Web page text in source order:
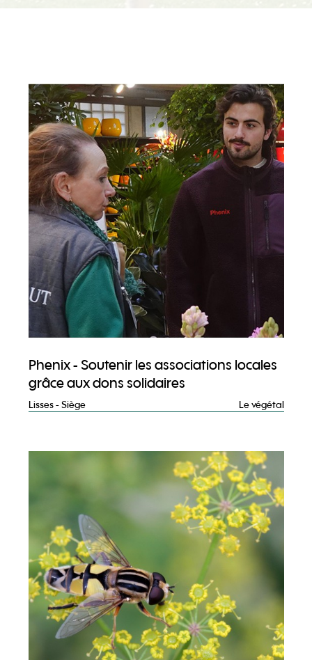
Phenix - Soutenir les associations locales
grâce aux dons solidaires
Lisses - Siège Le végétal